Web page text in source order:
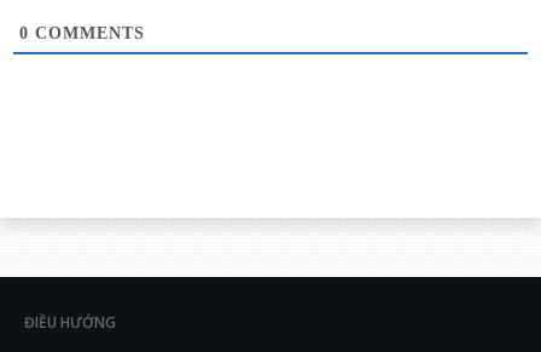
0 COMMENTS
ĐIỀU HƯỚNG